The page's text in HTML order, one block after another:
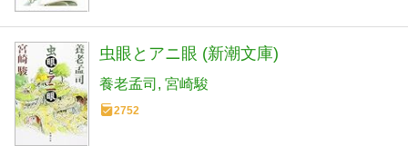
虫眼とアニ眼 (新潮文庫)
養老孟司 宮崎駿
2752